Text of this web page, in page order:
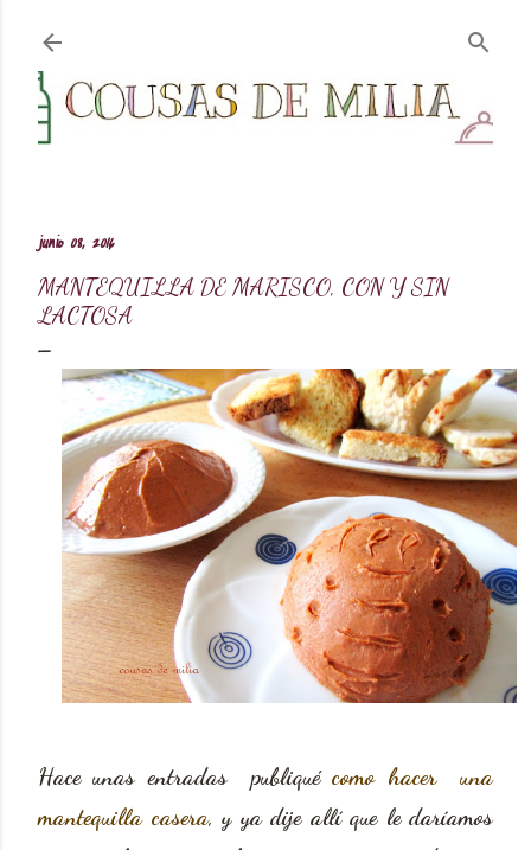
junio 08, 2016
MANTEQUILLA DE MARISCO, CON Y SIN
LACTOSA
Hace unas entradas publiquécomo hacer una
mantequilla casera, y ya dije allí que le daríamos